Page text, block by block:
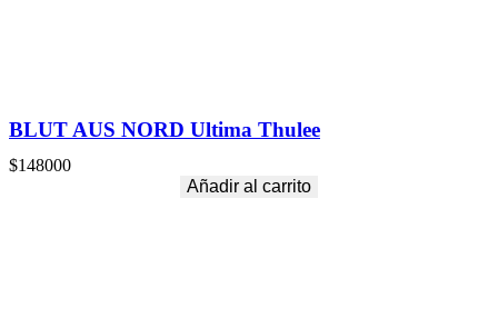
BLUT AUS NORD Ultima Thulee
$148000
Añadir al carrito